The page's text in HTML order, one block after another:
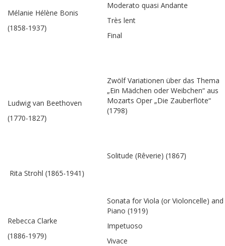
Mélanie Hélène Bonis
(1858-1937)
Moderato quasi Andante
Très lent
Final
Ludwig van Beethoven
(1770-1827)
Zwölf Variationen über das Thema
„Ein Mädchen oder Weibchen“ aus
Mozarts Oper „Die Zauberflöte“
(1798)
Rita Strohl (1865-1941)
Solitude (Rêverie) (1867)
Rebecca Clarke
(1886-1979)
Sonata for Viola (or Violoncelle) and
Piano (1919)
Impetuoso
Vivace